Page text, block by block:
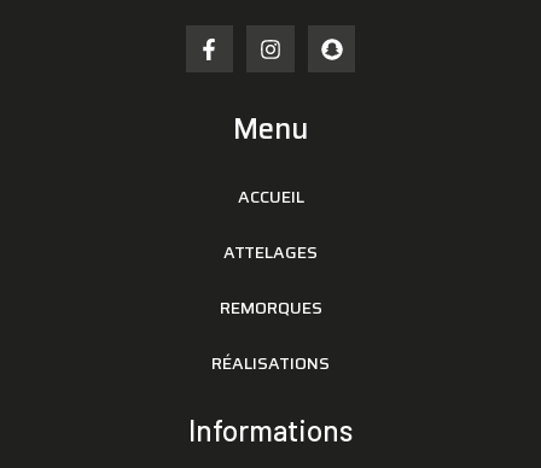
Menu
ACCUEIL
ATTELAGES
REMORQUES
RÉALISATIONS
Informations